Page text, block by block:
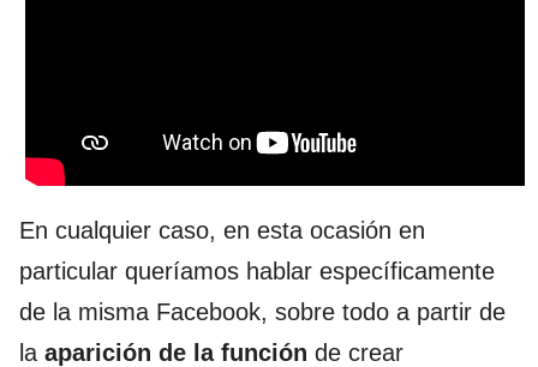
En cualquier caso, en esta ocasión en
particular queríamos hablar específicamente
de la misma Facebook, sobre todo a partir de
la aparición de la función de crear